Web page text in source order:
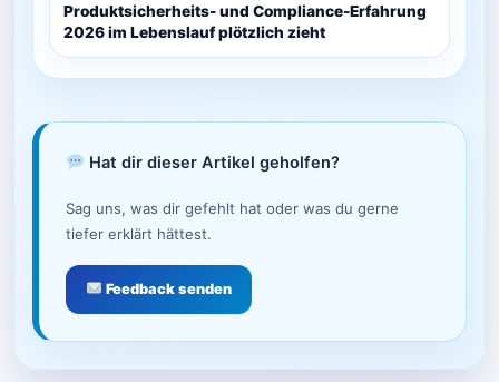
Produktsicherheits- und Compliance-Erfahrung
2026 im Lebenslauf plötzlich zieht
Hat dir dieser Artikel geholfen?
Sag uns, was dir gefehlt hat oder was du gerne
tiefer erklärt hättest.
Feedback senden